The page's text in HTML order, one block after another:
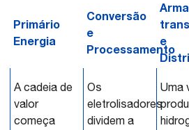
Primário
Energia
Conversão
e
Processamento
e
A cadeia de
valor
começa
Os
eletrolisadores
dividem a
Uma